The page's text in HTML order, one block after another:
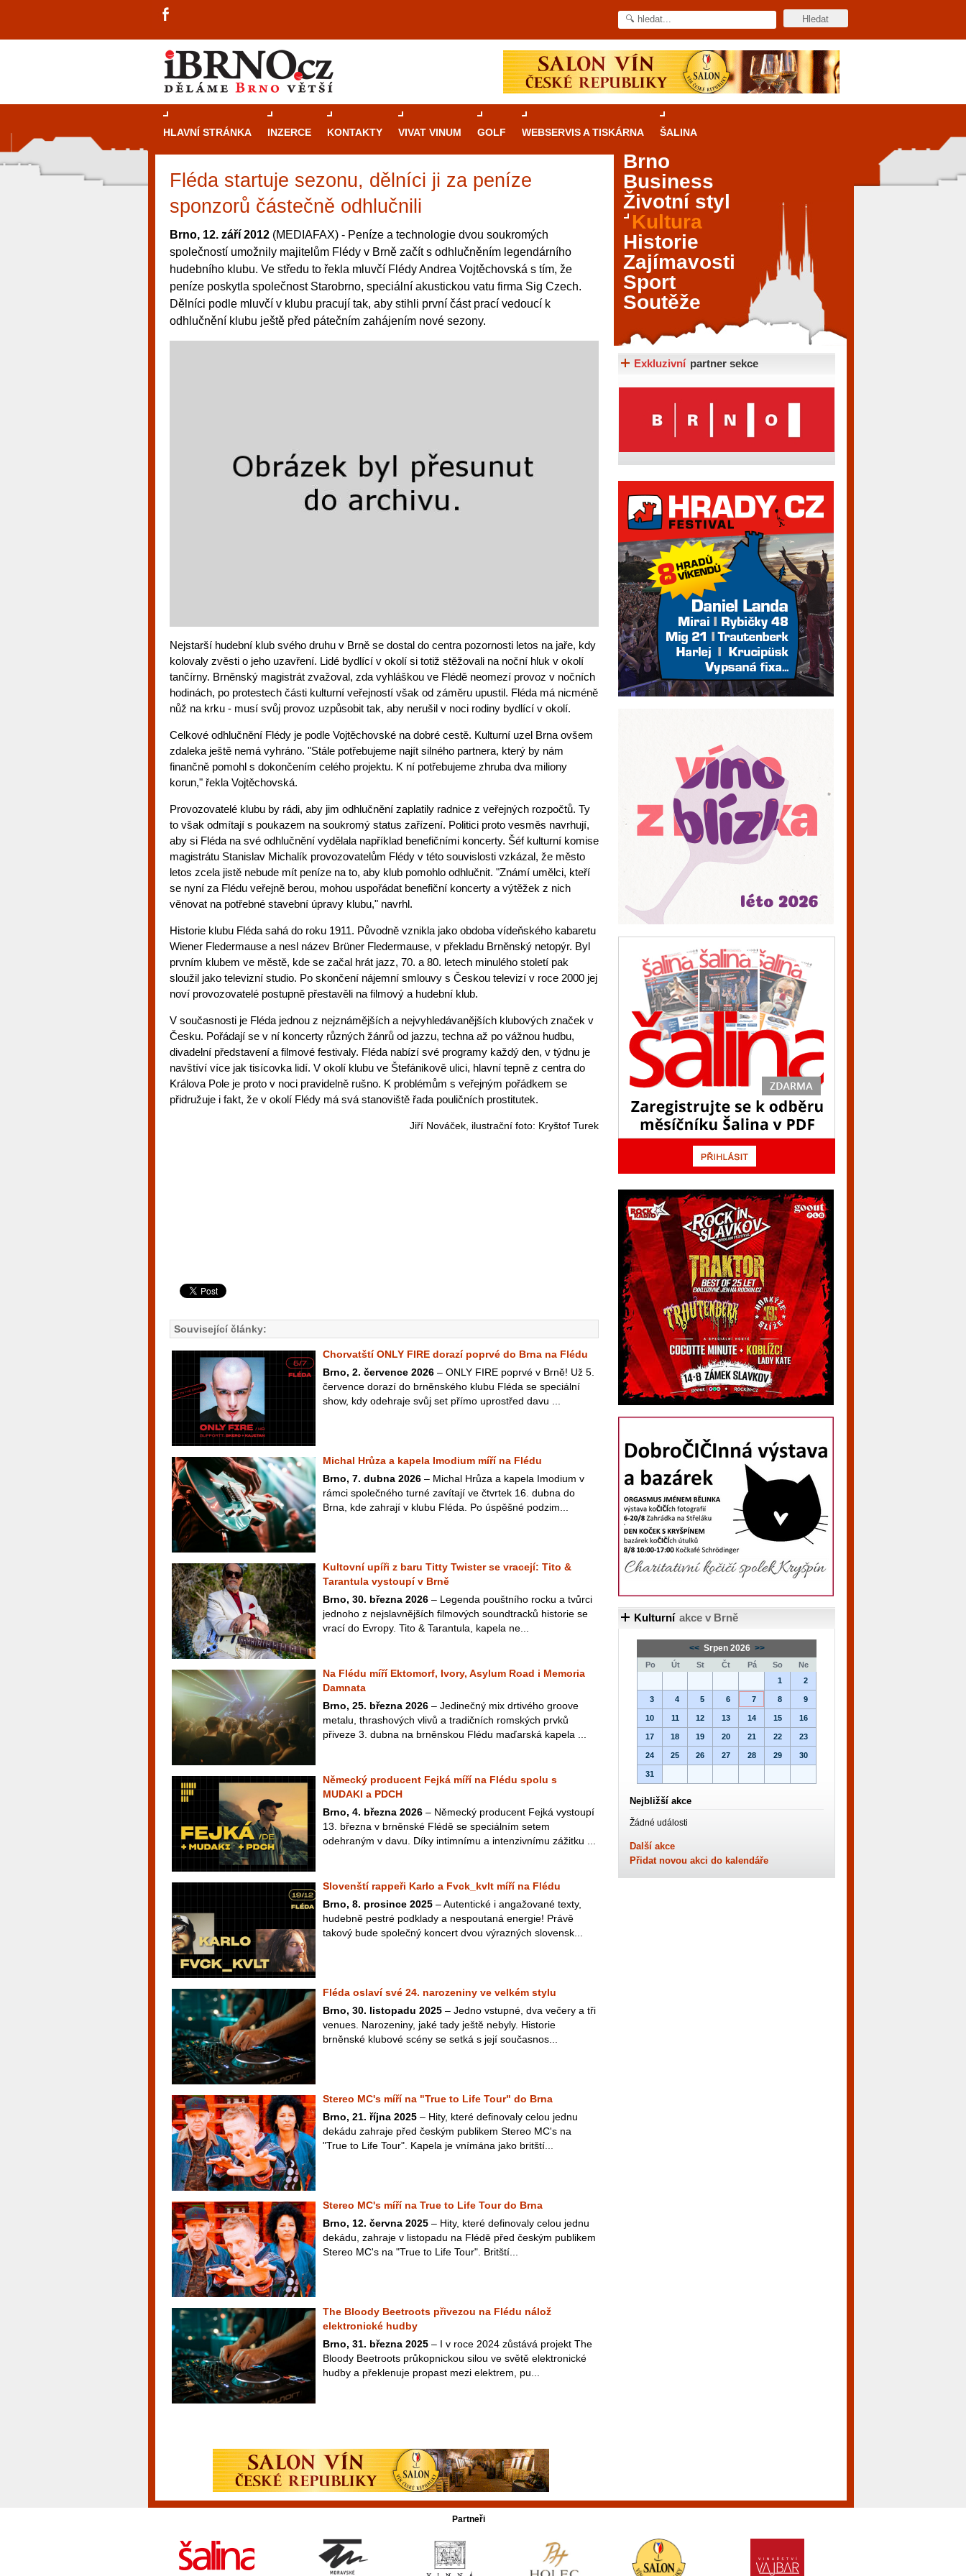
HLAVNÍ STRÁNKA INZERCE KONTAKTY VIVAT VINUM GOLF WEBSERVIS A TISKÁRNA ŠALINA
Fléda startuje sezonu, dělníci ji za peníze
sponzorů částečně odhlučnili
Brno, 12. září 2012 (MEDIAFAX) - Peníze a technologie dvou soukromých
společností umožnily majitelům Flédy v Brně začít s odhlučněním legendárního
hudebního klubu. Ve středu to řekla mluvčí Flédy Andrea Vojtěchovská s tím, že
peníze poskytla společnost Starobrno, speciální akustickou vatu firma Sig Czech.
Dělníci podle mluvčí v klubu pracují tak, aby stihli první část prací vedoucí k
odhlučnění klubu ještě před pátečním zahájením nové sezony.
Nejstarší hudební klub svého druhu v Brně se dostal do centra pozornosti letos na jaře, kdy
kolovaly zvěsti o jeho uzavření. Lidé bydlící v okolí si totiž stěžovali na noční hluk v okolí
tančírny. Brněnský magistrát zvažoval, zda vyhláškou ve Flédě neomezí provoz v nočních
hodinách, po protestech části kulturní veřejností však od záměru upustil. Fléda má nicméně
nůž na krku - musí svůj provoz uzpůsobit tak, aby nerušil v noci rodiny bydlící v okolí.
Celkové odhlučnění Flédy je podle Vojtěchovské na dobré cestě. Kulturní uzel Brna ovšem
zdaleka ještě nemá vyhráno. "Stále potřebujeme najít silného partnera, který by nám
finančně pomohl s dokončením celého projektu. K ní potřebujeme zhruba dva miliony
korun," řekla Vojtěchovská.
Provozovatelé klubu by rádi, aby jim odhlučnění zaplatily radnice z veřejných rozpočtů. Ty
to však odmítají s poukazem na soukromý status zařízení. Politici proto vesměs navrhují,
aby si Fléda na své odhlučnění vydělala například benefičními koncerty. Šéf kulturní komise
magistrátu Stanislav Michalík provozovatelům Flédy v této souvislosti vzkázal, že město
letos zcela jistě nebude mít peníze na to, aby klub pomohlo odhlučnit. "Známí umělci, kteří
se nyní za Flédu veřejně berou, mohou uspořádat benefiční koncerty a výtěžek z nich
věnovat na potřebné stavební úpravy klubu," navrhl.
Historie klubu Fléda sahá do roku 1911. Původně vznikla jako obdoba vídeňského kabaretu
Wiener Fledermause a nesl název Brüner Fledermause, v překladu Brněnský netopýr. Byl
prvním klubem ve městě, kde se začal hrát jazz, 70. a 80. letech minulého století pak
sloužil jako televizní studio. Po skončení nájemní smlouvy s Českou televizí v roce 2000 jej
noví provozovatelé postupně přestavěli na filmový a hudební klub.
V současnosti je Fléda jednou z nejznámějších a nejvyhledávanějších klubových značek v
Česku. Pořádají se v ní koncerty různých žánrů od jazzu, techna až po vážnou hudbu,
divadelní představení a filmové festivaly. Fléda nabízí své programy každý den, v týdnu je
navštíví více jak tisícovka lidí. V okolí klubu ve Štefánikově ulici, hlavní tepně z centra do
Králova Pole je proto v noci pravidelně rušno. K problémům s veřejným pořádkem se
přidružuje i fakt, že v okolí Flédy má svá stanoviště řada pouličních prostitutek.
Jiří Nováček, ilustrační foto: Kryštof Turek
Související články:
Chorvatští ONLY FIRE dorazí poprvé do Brna na Flédu
Brno, 2. července 2026 – ONLY FIRE poprvé v Brně! Už 5.
července dorazí do brněnského klubu Fléda se speciální
show, kdy odehraje svůj set přímo uprostřed davu ...
Michal Hrůza a kapela Imodium míří na Flédu
Brno, 7. dubna 2026 – Michal Hrůza a kapela Imodium v
rámci společného turné zavítají ve čtvrtek 16. dubna do
Brna, kde zahrají v klubu Fléda. Po úspěšné podzim...
Kultovní upíři z baru Titty Twister se vracejí: Tito &
Tarantula vystoupí v Brně
Brno, 30. března 2026 – Legenda pouštního rocku a tvůrci
jednoho z nejslavnějších filmových soundtracků historie se
vrací do Evropy. Tito & Tarantula, kapela ne...
Na Flédu míří Ektomorf, Ivory, Asylum Road i Memoria
Damnata
Brno, 25. března 2026 – Jedinečný mix drtivého groove
metalu, thrashových vlivů a tradičních romských prvků
přiveze 3. dubna na brněnskou Flédu maďarská kapela ...
Německý producent Fejká míří na Flédu spolu s
MUDAKI a PDCH
Brno, 4. března 2026 – Německý producent Fejká vystoupí
13. března v brněnské Flédě se speciálním setem
odehraným v davu. Díky intimnímu a intenzivnímu zážitku ...
Slovenští rappeři Karlo a Fvck_kvlt míří na Flédu
Brno, 8. prosince 2025 – Autentické i angažované texty,
hudebně pestré podklady a nespoutaná energie! Právě
takový bude společný koncert dvou výrazných slovensk...
Fléda oslaví své 24. narozeniny ve velkém stylu
Brno, 30. listopadu 2025 – Jedno vstupné, dva večery a tři
venues. Narozeniny, jaké tady ještě nebyly. Historie
brněnské klubové scény se setká s její současnos...
Stereo MC's míří na "True to Life Tour" do Brna
Brno, 21. října 2025 – Hity, které definovaly celou jednu
dekádu zahraje před českým publikem Stereo MC's na
"True to Life Tour". Kapela je vnímána jako britští...
Stereo MC's míří na True to Life Tour do Brna
Brno, 12. června 2025 – Hity, které definovaly celou jednu
dekádu, zahraje v listopadu na Flédě před českým publikem
Stereo MC's na "True to Life Tour". Britští...
The Bloody Beetroots přivezou na Flédu nálož
elektronické hudby
Brno, 31. března 2025 – I v roce 2024 zůstává projekt The
Bloody Beetroots průkopnickou silou ve světě elektronické
hudby a překlenuje propast mezi elektrem, pu...
Průvodcekasinovými hrami v Brně: Od
rulety po video automaty
Brno je městem známým pro zajímavé památky, skvělé
restaurace, divadla a univerzity. Mimo jiné je ale také
místem, kde si můžete legálně a bezpečně vyzkoušet
různé kasinové hry. V neustále kvetoucí moravské
metropoli naleznete širokou nabídku her od klasické
rulety až po moderní automaty jak pro pravidelné
návštěvníky, tak pro příležitostné hráče. V...
Brno
Business
Životní styl
Kultura
Historie
Zajímavosti
Sport
Soutěže
Exkluzivní partner sekce
Kulturní akce v Brně
<< Srpen 2026 >>
Po Út St Čt Pá So
Ne
1
2
3 4 5 6 7 8 9
10 11 12 13 14 15 16
17 18 19 20 21 22 23
24 25 26 27 28 29 30
31
Nejbližší akce
Žádné události
Další akce
Přidat novou akci do kalendáře
Partneři